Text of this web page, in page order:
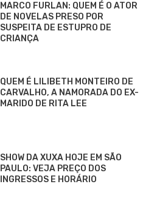
MARCO FURLAN: QUEM É O ATOR
DE NOVELAS PRESO POR
SUSPEITA DE ESTUPRO DE
CRIANÇA
QUEM É LILIBETH MONTEIRO DE
CARVALHO, A NAMORADA DO EX-
MARIDO DE RITA LEE
SHOW DA XUXA HOJE EM SÃO
PAULO: VEJA PREÇO DOS
INGRESSOS E HORÁRIO